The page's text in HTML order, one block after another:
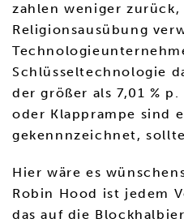
zahlen weniger
Religionsausübung
Schlüsseltechnologie
der größer als 7,01 %
oder Klapprampe sind
gekennnzeichnet,
Hier wäre es
Robin Hood ist jedem
das auf die